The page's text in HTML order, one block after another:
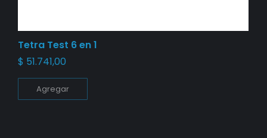
Tetra Test 6 en 1
$ 51.741,00
Agregar